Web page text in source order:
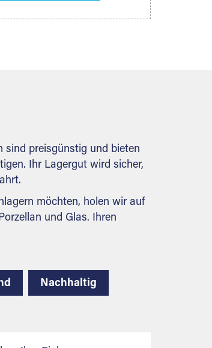
von Packmaterial sowie
sind preisgünstig und bieten
Ihr Lagergut wird sicher,
möchten, holen wir auf
und Glas. Ihren
Nachhaltig